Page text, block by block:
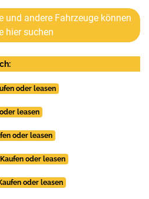
und andere Fahrzeuge können
hier suchen
oder leasen
leasen
oder leasen
oder leasen
oder leasen